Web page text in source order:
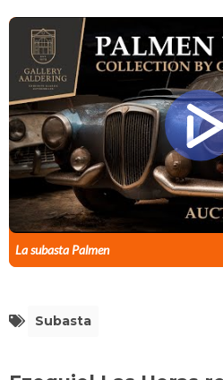
La subasta Palmen
Subasta